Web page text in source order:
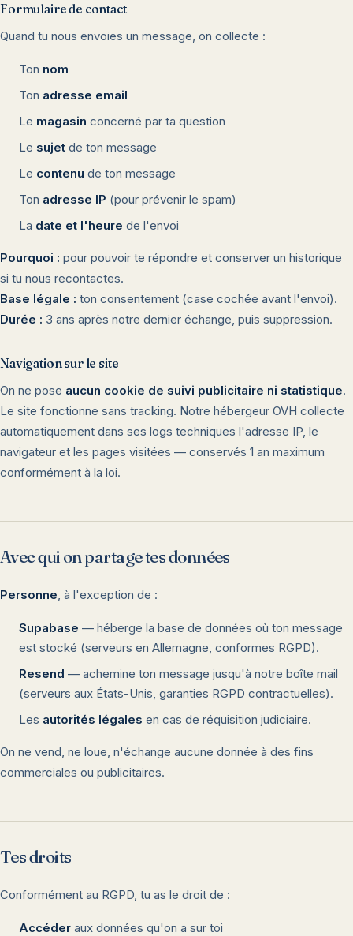
Formulaire de contact
Quand tu nous envoies un message, on collecte :
Ton nom
Ton adresse email
Le magasin concerné par ta question
Le sujet de ton message
Le contenu de ton message
Ton adresse IP (pour prévenir le spam)
La date et l'heure de l'envoi
Pourquoi : pour pouvoir te répondre et conserver un historique
si tu nous recontactes.
Base légale : ton consentement (case cochée avant l'envoi).
Durée : 3 ans après notre dernier échange, puis suppression.
Navigation sur le site
On ne pose aucun cookie de suivi publicitaire ni statistique.
Le site fonctionne sans tracking. Notre hébergeur OVH collecte
automatiquement dans ses logs techniques l'adresse IP, le
navigateur et les pages visitées — conservés 1 an maximum
conformément à la loi.
Avec qui on partage tes données
Personne, à l'exception de :
Supabase — héberge la base de données où ton message
est stocké (serveurs en Allemagne, conformes RGPD).
Resend — achemine ton message jusqu'à notre boîte mail
(serveurs aux États-Unis, garanties RGPD contractuelles).
Les autorités légales en cas de réquisition judiciaire.
On ne vend, ne loue, n'échange aucune donnée à des fins
commerciales ou publicitaires.
Tes droits
Conformément au RGPD, tu as le droit de :
Accéder aux données qu'on a sur toi